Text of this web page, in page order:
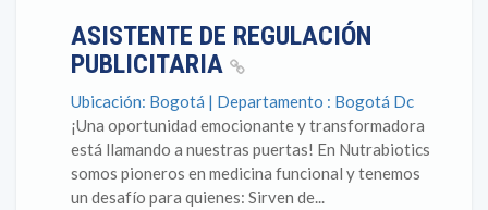
ASISTENTE DE REGULACIÓN
PUBLICITARIA
Ubicación: Bogotá | Departamento : Bogotá Dc
¡Una oportunidad emocionante y transformadora
está llamando a nuestras puertas! En Nutrabiotics
somos pioneros en medicina funcional y tenemos
un desafío para quienes: Sirven de...